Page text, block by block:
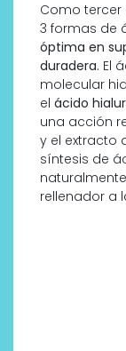
Como tercer
3 formas de
óptima en
duradera. El
molecular
el ácido
una acción
y el extracto
síntesis de
rellenador a